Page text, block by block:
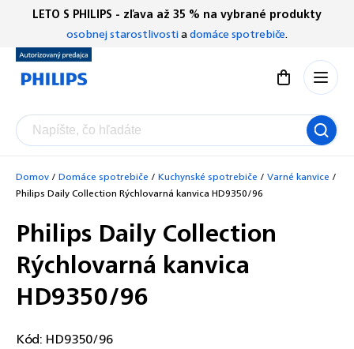
Prejsť
obsah
LETO S PHILIPS - zľava až 35 % na vybrané produkty
osobnej starostlivostiadomáce spotrebiče.
Nákupný
Domov/Domáce spotrebiče /Kuchynské spotrebiče /Varné kanvice /
Philips Daily Collection Rýchlovarná kanvica HD9350/96
Philips Daily Collection
Rýchlovarná kanvica
HD9350/96
Kód: HD9350/96
Chatbot Filip
Autorizovaný predajce